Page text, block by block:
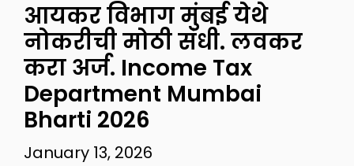
आयकर विभाग मुंबई येथे
नोकरीची मोठी संधी. लवकर
करा अर्ज. Income Tax
Department Mumbai
Bharti 2026
January 13, 2026